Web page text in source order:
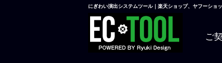
にぎわい演出システムツール｜楽天ショップ、ヤフーショ
ご